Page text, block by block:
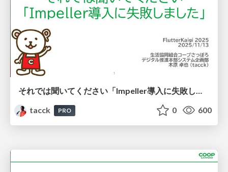
それでは聞いてください「Impeller導入に失敗しました」 #FlutterKaigi #skia
tacck
PRO 0 600